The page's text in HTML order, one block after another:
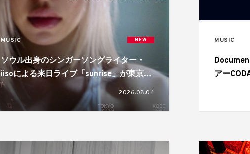
MUSIC NEW
ソウル出身のシンガーソングライター・
iisoによる来日ライブ「sunrise」が東京と
神戸で開催
2026.08.04
MUSIC
アー